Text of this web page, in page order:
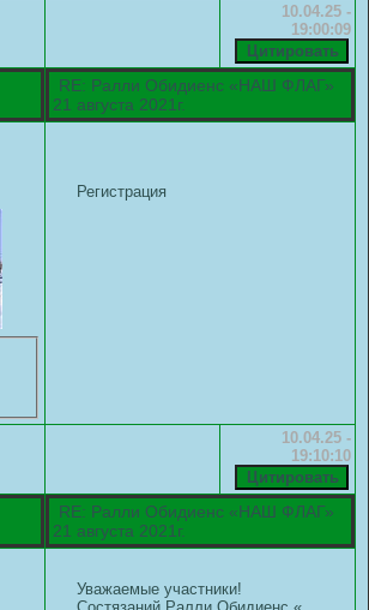
10.04.25 -
19:00:09
RE: Ралли Обидиенс «НАШ ФЛАГ»
21 августа 2021г.
Регистрация
10.04.25 -
19:10:10
RE: Ралли Обидиенс «НАШ ФЛАГ»
21 августа 2021г.
Уважаемые участники!